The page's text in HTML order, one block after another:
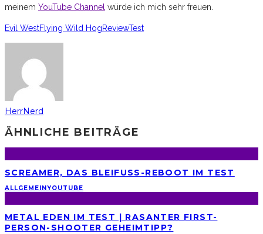
meinem YouTube Channel würde ich mich sehr freuen.
Evil WestFlying Wild HogReviewTest
HerrNerd
ÄHNLICHE BEITRÄGE
SCREAMER, DAS BLEIFUSS-REBOOT IM TEST
ALLGEMEIN YOUTUBE
METAL EDEN IM TEST | RASANTER FIRST-
PERSON-SHOOTER GEHEIMTIPP?